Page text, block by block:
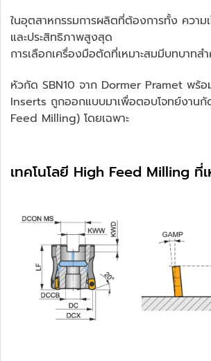
ในอุตสาหกรรมการผลิตที่ต้องการทั้ง ความ
และประสิทธิภาพสูงสุด
การเลือกเครื่องมือตัดที่เหมาะสมมีบทบาท
หัวกัด SBN10 จาก Dormer Pramet พร้อ
Inserts ถูกออกแบบมาเพื่อตอบโจทย์งาน
Feed Milling) โดยเฉพาะ
เทคโนโลยี High Feed Milling ที่